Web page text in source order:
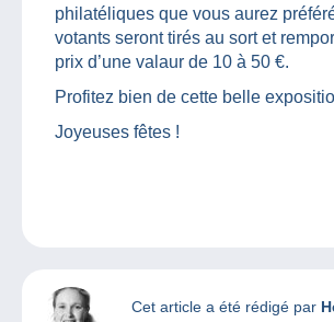
philatéliques que vous aurez
votants seront tirés au sort et
prix d’une valaur de 10 à 50 €.
Profitez bien de cette belle
Joyeuses fêtes !
Cet article a été rédigé par